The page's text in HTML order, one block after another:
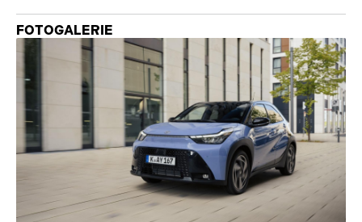
FOTOGALERIE